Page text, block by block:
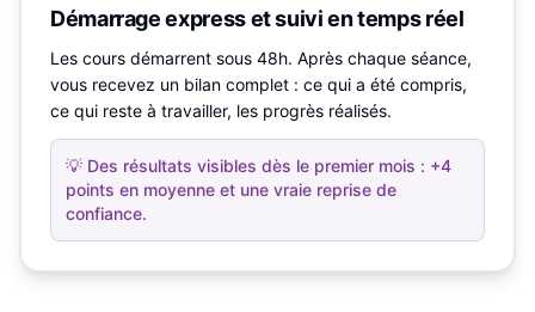
Démarrage express et suivi en temps réel
Les cours démarrent sous 48h. Après chaque séance,
vous recevez un bilan complet : ce qui a été compris,
ce qui reste à travailler, les progrès réalisés.
💡 Des résultats visibles dès le premier mois : +4
points en moyenne et une vraie reprise de
confiance.